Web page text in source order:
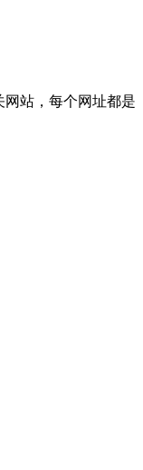
站，每个网址都是